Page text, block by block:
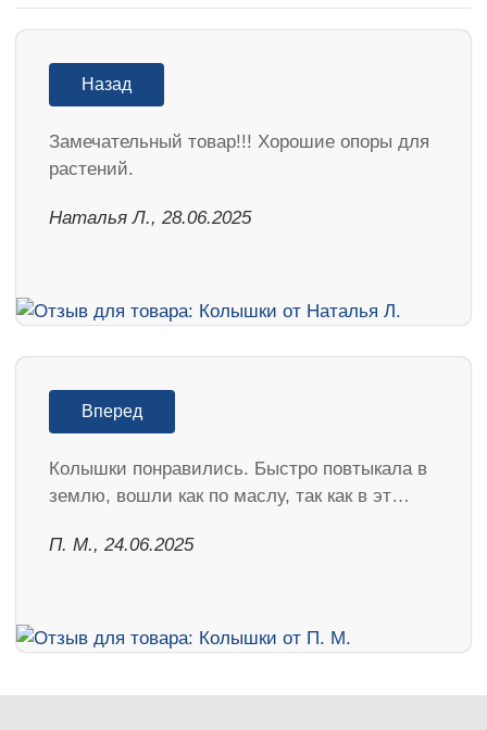
Назад
Замечательный товар!!! Хорошие опоры для
растений.
Наталья Л., 28.06.2025
Вперед
Колышки понравились. Быстро повтыкала в
землю, вошли как по маслу, так как в эт…
П. М., 24.06.2025